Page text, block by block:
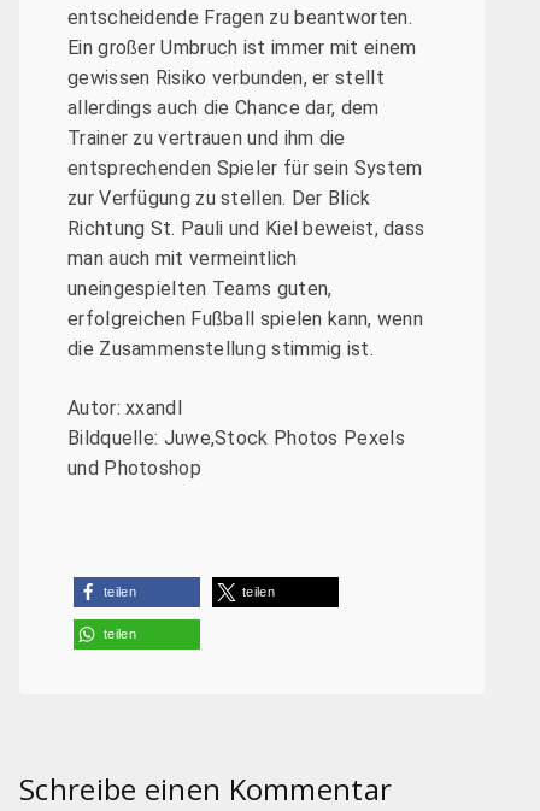
entscheidende Fragen zu beantworten.
Ein großer Umbruch ist immer mit einem
gewissen Risiko verbunden, er stellt
allerdings auch die Chance dar, dem
Trainer zu vertrauen und ihm die
entsprechenden Spieler für sein System
zur Verfügung zu stellen. Der Blick
Richtung St. Pauli und Kiel beweist, dass
man auch mit vermeintlich
uneingespielten Teams guten,
erfolgreichen Fußball spielen kann, wenn
die Zusammenstellung stimmig ist.
Autor: xxandl
Bildquelle: Juwe,Stock Photos Pexels
und Photoshop
teilen teilen
teilen
Schreibe einen Kommentar